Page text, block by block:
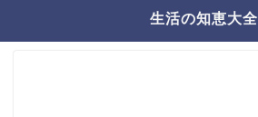
生活の知恵大全